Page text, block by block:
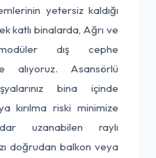
yetersiz kaldığı
katlı binalarda, Ağrı ve
dış cephe
alıyoruz. Asansörlü
bina içinde
kırılma riski minimize
uzanabilen raylı
doğrudan balkon veya